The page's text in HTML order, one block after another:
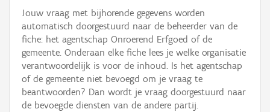
Waarneming
Thema
Gebeurtenis
Persoon of collectief
Jouw vraag met bijhorende gegevens worden
automatisch doorgestuurd naar de beheerder van de
fiche: het agentschap Onroerend Erfgoed of de
gemeente. Onderaan elke fiche lees je welke organisatie
verantwoordelijk is voor de inhoud. Is het agentschap
of de gemeente niet bevoegd om je vraag te
beantwoorden? Dan wordt je vraag doorgestuurd naar
de bevoegde diensten van de andere partij.